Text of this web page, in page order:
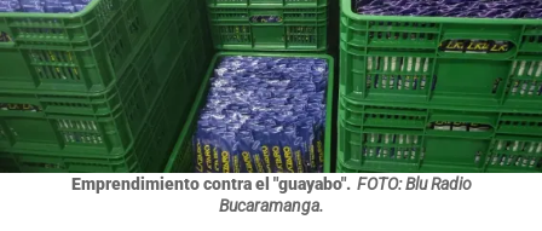
Emprendimiento contra el "guayabo". FOTO: Blu Radio
Bucaramanga.